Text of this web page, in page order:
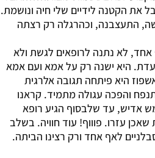
את הקטנה לידיים שלי חיה ונושמת.
התעצבנה, וכהרגלה רק רצתה
לא נתנה לרופאים לגשת ולא
היא ישנה רק על אמא ועם אמא
האשפוז היא פיתחה תגובה אלרגית
והפכה עגולה מתמיד. קראנו
אדיש, עד שלבסוף הגיע רופא
עזרו. פוווף! עוד חוויה. בשלב
לאף אחד ורק רצינו הביתה.